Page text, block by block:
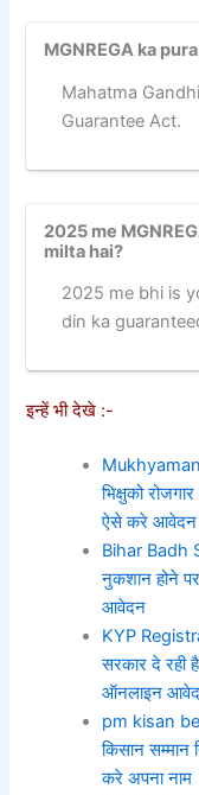
MGNREGA ka
Mahatma
Guarantee Act.
2025 me
milta hai?
2025 me bhi is
din ka
इन्हें भी देखे :-
भिक्षुको
ऐसे करे आवेदन
Bihar Badh
नुकशान होने
आवेदन
KYP
सरकार दे रही
ऑनलाइन
pm kisan
किसान सम्मान
करे अपना नाम